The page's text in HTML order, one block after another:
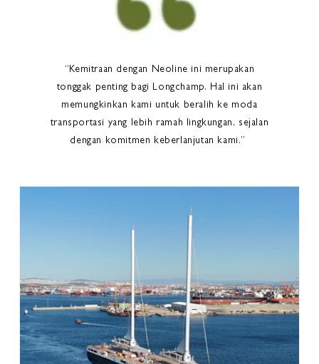
“Kemitraan dengan Neoline ini merupakan
tonggak penting bagi Longchamp. Hal ini akan
memungkinkan kami untuk beralih ke moda
transportasi yang lebih ramah lingkungan, sejalan
dengan komitmen keberlanjutan kami.”